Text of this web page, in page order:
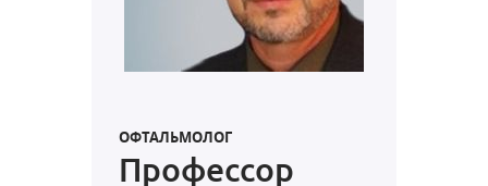
ОФТАЛЬМОЛОГ
Профессор